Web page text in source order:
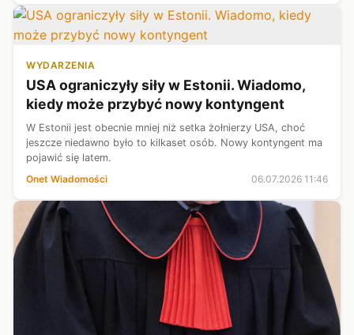
WYDARZENIA
USA ograniczyły siły w Estonii. Wiadomo,
kiedy może przybyć nowy kontyngent
W Estonii jest obecnie mniej niż setka żołnierzy USA, choć
jeszcze niedawno było to kilkaset osób. Nowy kontyngent ma
pojawić się latem.
Onet Wiadomości
06.07.2026 11:46